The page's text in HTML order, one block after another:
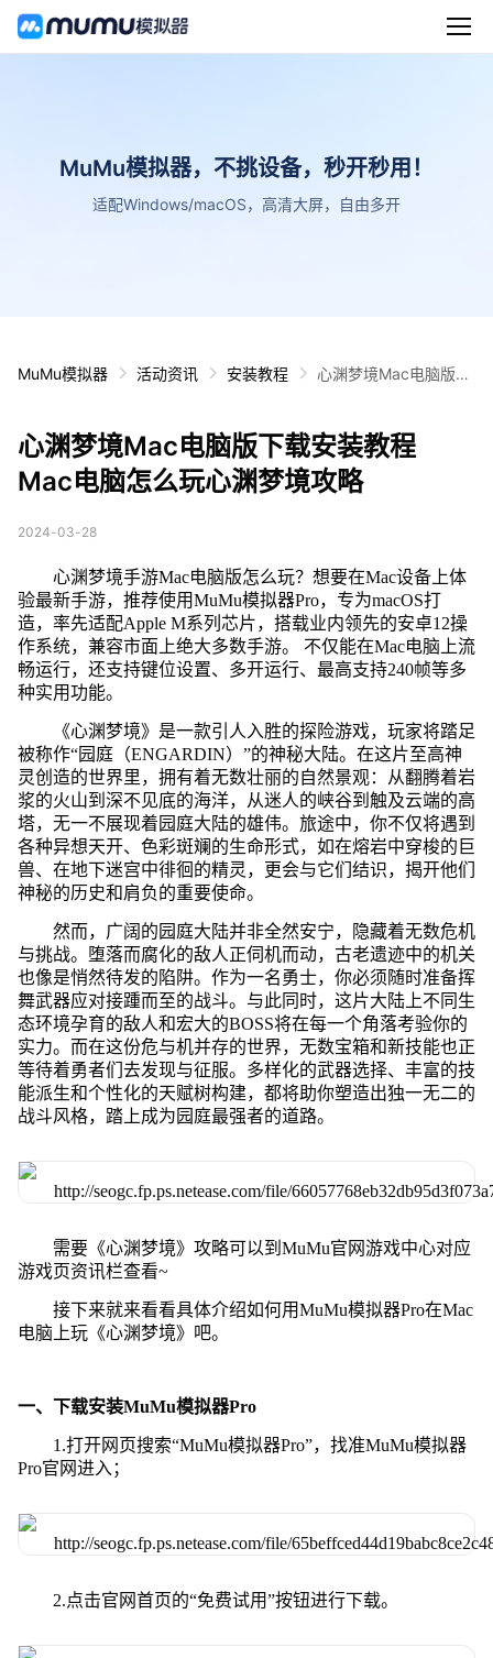
MuMu模拟器，不挑设备，秒开秒用！
适配Windows/macOS，高清大屏，自由多开
MuMu模拟器 活动资讯 安装教程
心渊梦境Mac电脑版下
心渊梦境Mac电脑版下载安装教程
Mac电脑怎么玩心渊梦境攻略
2024-03-28
心渊梦境手游Mac电脑版怎么玩？想要在Mac设备上体
验最新手游，推荐使用MuMu模拟器Pro，专为macOS打
造，率先适配Apple M系列芯片，搭载业内领先的安卓12操
作系统，兼容市面上绝大多数手游。 不仅能在Mac电脑上流
畅运行，还支持键位设置、多开运行、最高支持240帧等多
种实用功能。
《心渊梦境》是一款引人入胜的探险游戏，玩家将踏足
被称作“园庭（ENGARDIN）”的神秘大陆。在这片至高神
灵创造的世界里，拥有着无数壮丽的自然景观：从翻腾着岩
浆的火山到深不见底的海洋，从迷人的峡谷到触及云端的高
塔，无一不展现着园庭大陆的雄伟。旅途中，你不仅将遇到
各种异想天开、色彩斑斓的生命形式，如在熔岩中穿梭的巨
兽、在地下迷宫中徘徊的精灵，更会与它们结识，揭开他们
神秘的历史和肩负的重要使命。
然而，广阔的园庭大陆并非全然安宁，隐藏着无数危机
与挑战。堕落而腐化的敌人正伺机而动，古老遗迹中的机关
也像是悄然待发的陷阱。作为一名勇士，你必须随时准备挥
舞武器应对接踵而至的战斗。与此同时，这片大陆上不同生
态环境孕育的敌人和宏大的BOSS将在每一个角落考验你的
实力。而在这份危与机并存的世界，无数宝箱和新技能也正
等待着勇者们去发现与征服。多样化的武器选择、丰富的技
能派生和个性化的天赋树构建，都将助你塑造出独一无二的
战斗风格，踏上成为园庭最强者的道路。
需要《心渊梦境》攻略可以到MuMu官网游戏中心对应
游戏页资讯栏查看~
接下来就来看看具体介绍如何用MuMu模拟器Pro在Mac
电脑上玩《心渊梦境》吧。
一、下载安装MuMu模拟器Pro
1.打开网页搜索“MuMu模拟器Pro”，找准MuMu模拟器
Pro官网进入；
2.点击官网首页的“免费试用”按钮进行下载。